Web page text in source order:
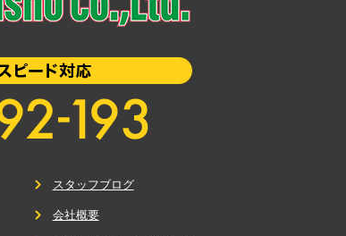
スタッフブログ
会社概要